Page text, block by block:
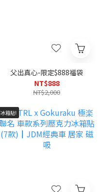
父出真心-限定$888福袋
NT$888
NT$2,000
冰箱貼!